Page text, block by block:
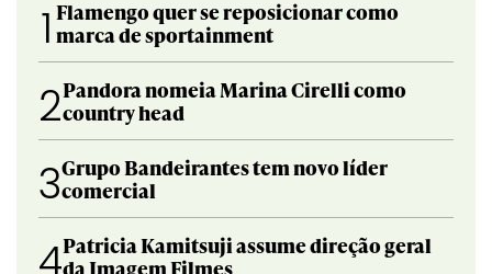
1 Flamengo quer se reposicionar como
marca de sportainment
2Pandora nomeia Marina Cirelli como
country head
3Grupo Bandeirantes tem novo líder
comercial
4Patricia Kamitsuji assume direção geral
da Imagem Filmes